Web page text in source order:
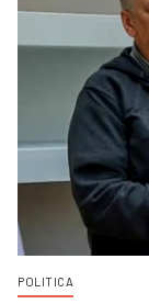
POLITICA